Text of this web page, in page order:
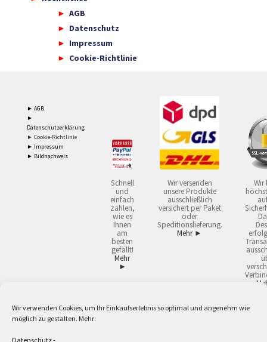
Wir verwenden Cookies, um Ihr Einkaufserlebnis so optimal und angenehm wie
möglich zu gestalten. Mehr:
Datenschutz-
AGB
Datenschutz
Impressum
Cookie-Richtlinie
► AGB
►
Datenschutzerklärung
► Cookie-Richtlinie
► Impressum
► Bildnachweis
Schnell
und
einfach
zahlen,
wie es
Ihnen
am
besten
gefällt!
Mehr
►
Wir versenden
unsere Produkte
ausschließlich
versichert per Paket
oder
Speditionslieferung.
Mehr ►
Wir
2 Lieferzeiten gelten mit Express-24.
Versandkostenfrei ab 59,90 € Nettowarenwert. Inseln ausgenommen. Unsere